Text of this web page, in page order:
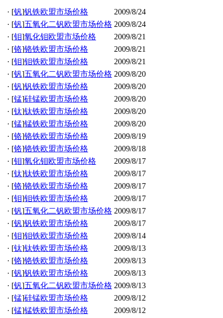
· [钒]钒铁欧盟市场价格
2009/8/24
· [钒]五氧化二钒欧盟市场价格 2009/8/24
· [钼]氧化钼欧盟市场价格
2009/8/21
· [铬]铬铁欧盟市场价格
2009/8/21
· [钼]钼铁欧盟市场价格
2009/8/21
· [钒]五氧化二钒欧盟市场价格 2009/8/20
· [钒]钒铁欧盟市场价格
2009/8/20
· [锰]硅锰欧盟市场价格
2009/8/20
· [钛]钛铁欧盟市场价格
2009/8/20
· [锰]锰铁欧盟市场价格
2009/8/20
· [铬]铬铁欧盟市场价格
2009/8/19
· [铬]铬铁欧盟市场价格
2009/8/18
· [钼]氧化钼欧盟市场价格
2009/8/17
· [钛]钛铁欧盟市场价格
2009/8/17
· [铬]铬铁欧盟市场价格
2009/8/17
· [钼]钼铁欧盟市场价格
2009/8/17
· [钒]五氧化二钒欧盟市场价格 2009/8/17
· [钒]钒铁欧盟市场价格
2009/8/17
· [钼]钼铁欧盟市场价格
2009/8/14
· [钛]钛铁欧盟市场价格
2009/8/13
· [铬]铬铁欧盟市场价格
2009/8/13
· [钒]钒铁欧盟市场价格
2009/8/13
· [钒]五氧化二钒欧盟市场价格 2009/8/13
· [锰]硅锰欧盟市场价格
2009/8/12
· [锰]锰铁欧盟市场价格
2009/8/12